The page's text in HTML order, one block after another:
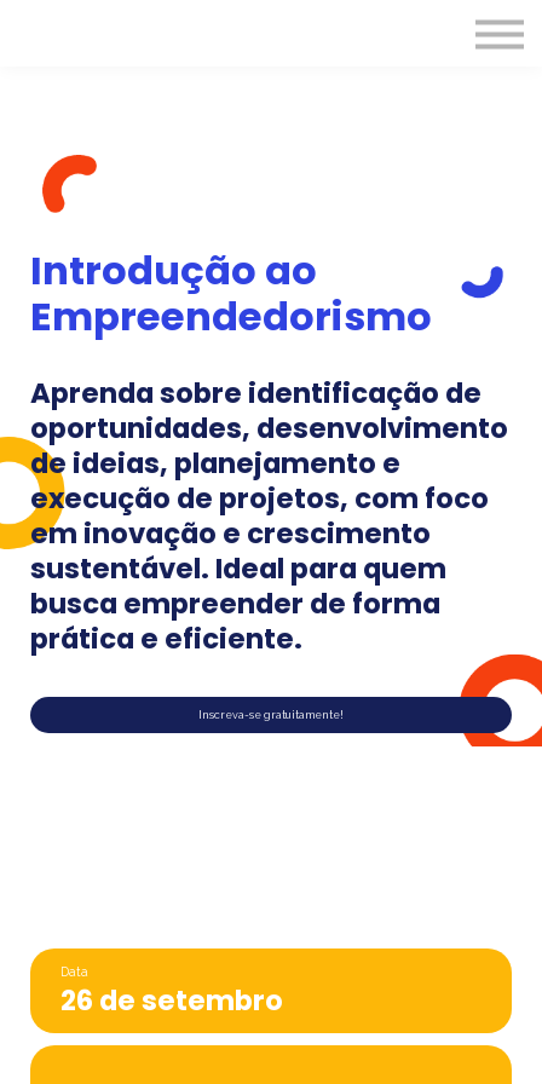
Introdução ao
Empreendedorismo
Aprenda sobre identificação de
oportunidades, desenvolvimento
de ideias, planejamento e
execução de projetos, com foco
em inovação e crescimento
sustentável. Ideal para quem
busca empreender de forma
prática e eficiente.
Inscreva-se gratuitamente!
Data
26 de setembro